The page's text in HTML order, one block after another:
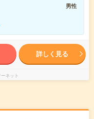
男性
詳しく見る
ネット